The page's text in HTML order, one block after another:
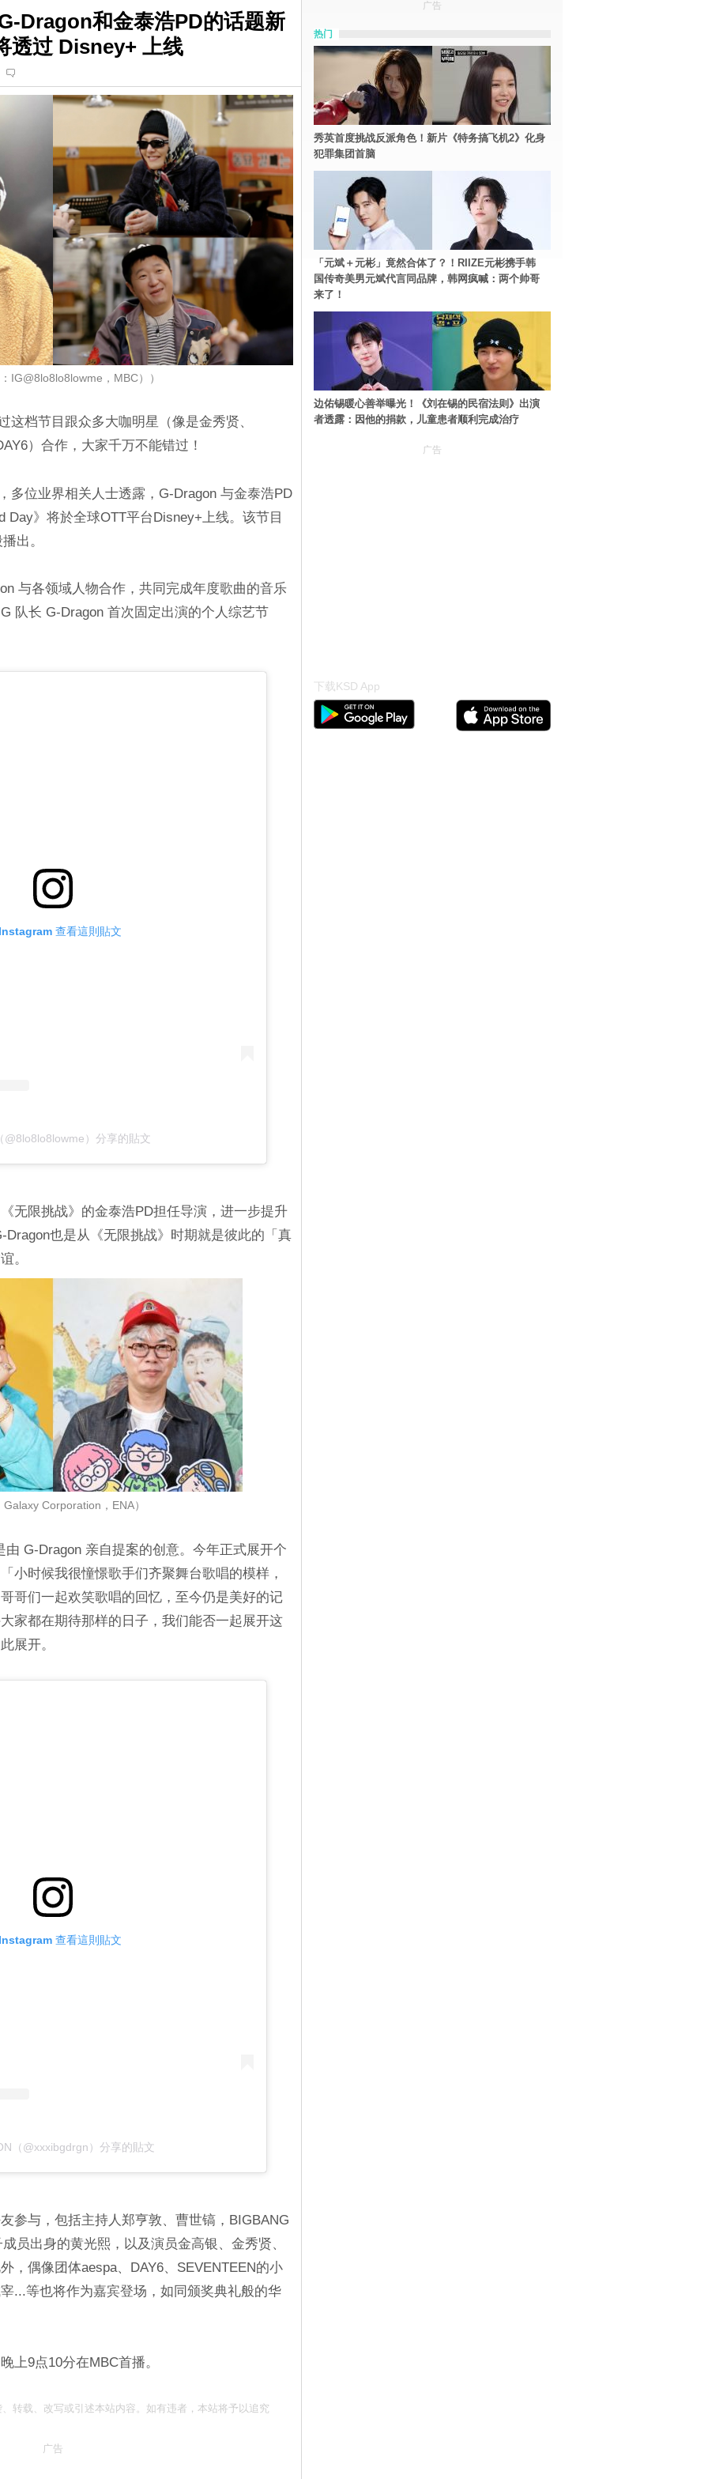
Dragon和金泰浩PD的话题新
透过 Disney+ 上线
IG@8lo8lo8lowme，MBC））
这档节目跟众多大咖明星（像是金秀贤、
）合作，大家千万不能错过！
多位业界相关人士透露，G-Dragon 与金泰浩PD
Day》将於全球OTT平台Disney+上线。该节目
出。
与各领域人物合作，共同完成年度歌曲的音乐
队长 G-Dragon 首次固定出演的个人综艺节
查看這則貼文
@8lo8lo8lowme）分享的貼文
无限挑战》的金泰浩PD担任导演，进一步提升
也是从《无限挑战》时期就是彼此的「真
。
Galaxy Corporation，ENA）
G-Dragon 亲自提案的创意。今年正式展开个
小时候我很憧憬歌手们齐聚舞台歌唱的模样，
哥们一起欢笑歌唱的回忆，至今仍是美好的记
家都在期待那样的日子，我们能否一起展开这
展开。
查看這則貼文
（@xxxibgdrgn）分享的貼文
参与，包括主持人郑亨敦、曹世镐，BIGBANG
员出身的黄光熙，以及演员金高银、金秀贤、
，偶像团体aespa、DAY6、SEVENTEEN的小
...等也将作为嘉宾登场，如同颁奖典礼般的华
上9点10分在MBC首播。
转载、改写或引述本站内容。如有违者，本站将予以追究
广告
广告
热门
秀英首度挑战反派角色！新片《特务搞飞机2》化身
犯罪集团首脑
「元斌＋元彬」竟然合体了？！RIIZE元彬携手韩
国传奇美男元斌代言同品牌，韩网疯喊：两个帅哥
来了！
边佑锡暖心善举曝光！《刘在锡的民宿法则》出演
者透露：因他的捐款，儿童患者顺利完成治疗
广告
下载KSD App